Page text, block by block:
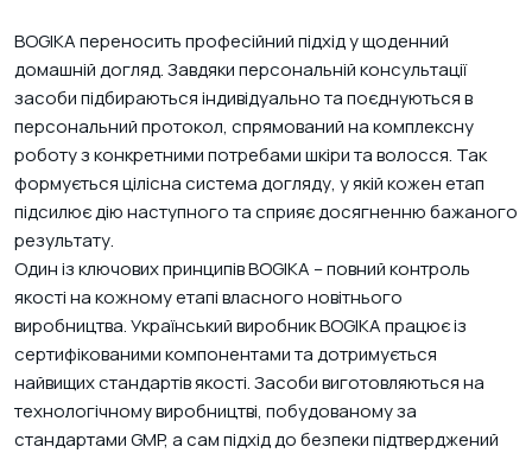
BOGIKA переносить професійний підхід у щоденний
домашній догляд. Завдяки персональній консультації
засоби підбираються індивідуально та поєднуються в
персональний протокол, спрямований на комплексну
роботу з конкретними потребами шкіри та волосся. Так
формується цілісна система догляду, у якій кожен етап
підсилює дію наступного та сприяє досягненню бажаного
результату.
Один із ключових принципів BOGIKA – повний контроль
якості на кожному етапі власного новітнього
виробництва. Український виробник BOGIKA працює із
сертифікованими компонентами та дотримується
найвищих стандартів якості. Засоби виготовляються на
технологічному виробництві, побудованому за
стандартами GMP, а сам підхід до безпеки підтверджений